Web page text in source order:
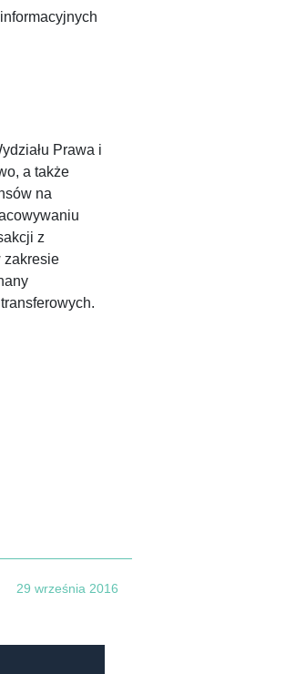
Prawa i
a także
na
z
zakresie
29 września 2016